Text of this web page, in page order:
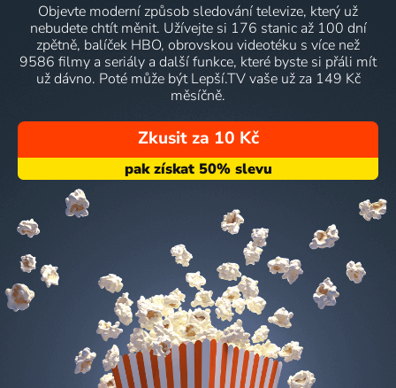
Objevte moderní způsob sledování televize, který už
nebudete chtít měnit. Užívejte si 176 stanic až 100 dní
zpětně, balíček HBO, obrovskou videotéku s více než
9586 filmy a seriály a další funkce, které byste si přáli mít
už dávno. Poté může být Lepší.TV vaše už za 149 Kč
měsíčně.
Zkusit za 10 Kč